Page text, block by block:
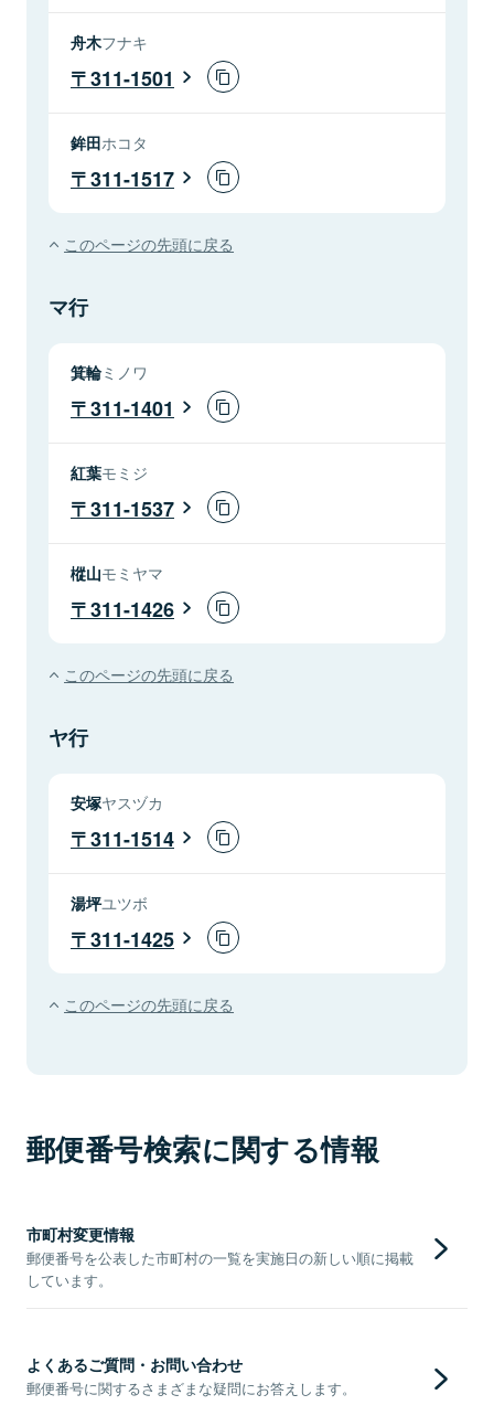
舟木フナキ
311-1501
鉾田ホコタ
311-1517
このページの先頭に戻る
マ行
箕輪ミノワ
311-1401
紅葉モミジ
311-1537
樅山モミヤマ
311-1426
このページの先頭に戻る
ヤ行
安塚ヤスヅカ
311-1514
湯坪ユツボ
311-1425
このページの先頭に戻る
郵便番号検索に関する情報
市町村変更情報
郵便番号を公表した市町村の一覧を実施日の新しい順に掲載
しています。
よくあるご質問・お問い合わせ
郵便番号に関するさまざまな疑問にお答えします。